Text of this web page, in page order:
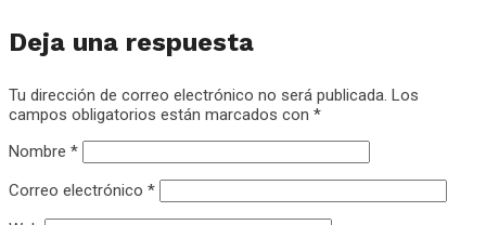
Deja una respuesta
Tu dirección de correo electrónico no será publicada. Los
campos obligatorios están marcados con *
Nombre *
Correo electrónico *